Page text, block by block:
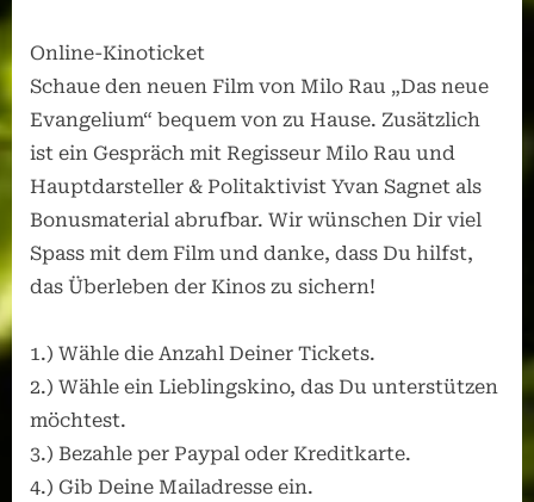
Online-Kinoticket
Schaue den neuen Film von Milo Rau „Das neue
Evangelium“ bequem von zu Hause. Zusätzlich
ist ein Gespräch mit Regisseur Milo Rau und
Hauptdarsteller & Politaktivist Yvan Sagnet als
Bonusmaterial abrufbar. Wir wünschen Dir viel
Spass mit dem Film und danke, dass Du hilfst,
das Überleben der Kinos zu sichern!
1.) Wähle die Anzahl Deiner Tickets.
2.) Wähle ein Lieblingskino, das Du unterstützen
möchtest.
3.) Bezahle per Paypal oder Kreditkarte.
4.) Gib Deine Mailadresse ein.